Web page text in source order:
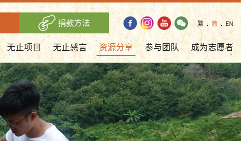
捐款方法 繁 ． 简 ． EN
无止项目 无止感言 资源分享 参与团队 成为志愿者